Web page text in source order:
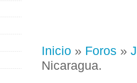
Inicio » Foros »
Nicaragua.